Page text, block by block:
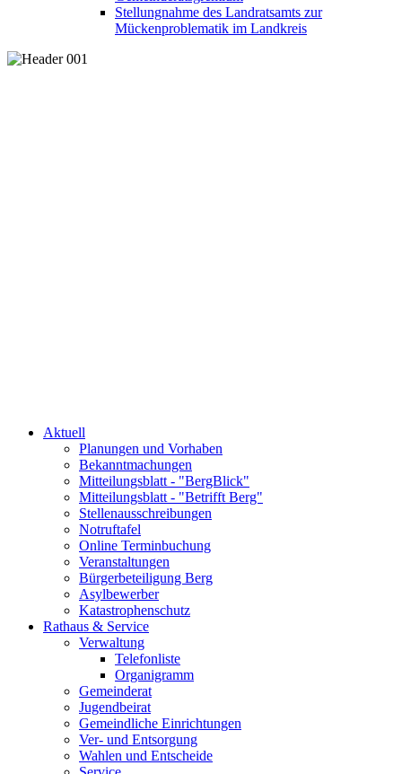
Stellungnahme des Landratsamts zur
Mückenproblematik im Landkreis
Aktuell
Planungen und Vorhaben
Bekanntmachungen
Mitteilungsblatt - "BergBlick"
Mitteilungsblatt - "Betrifft Berg"
Stellenausschreibungen
Notruftafel
Online Terminbuchung
Veranstaltungen
Bürgerbeteiligung Berg
Asylbewerber
Katastrophenschutz
Rathaus & Service
Verwaltung
Telefonliste
Organigramm
Gemeinderat
Jugendbeirat
Gemeindliche Einrichtungen
Ver- und Entsorgung
Wahlen und Entscheide